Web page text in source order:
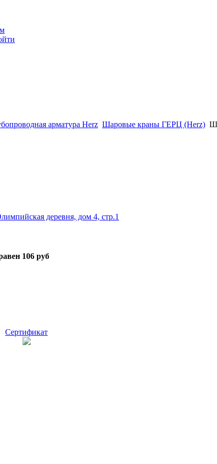
арматура Herz Шаровые краны ГЕРЦ (Herz)
деревня, дом 4, стр.1
106 руб
Сертификат